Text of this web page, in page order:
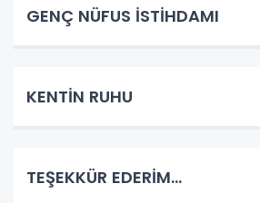
GENÇ NÜFUS İSTİHDAMI
KENTİN RUHU
TEŞEKKÜR EDERİM…